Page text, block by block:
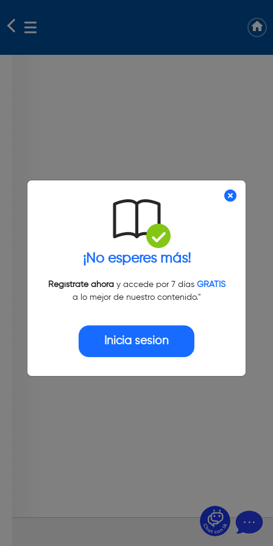
¡No esperes más!
Regístrate ahoray accede por 7 días GRATIS
a lo mejor de nuestro contenido."
Inicia sesión